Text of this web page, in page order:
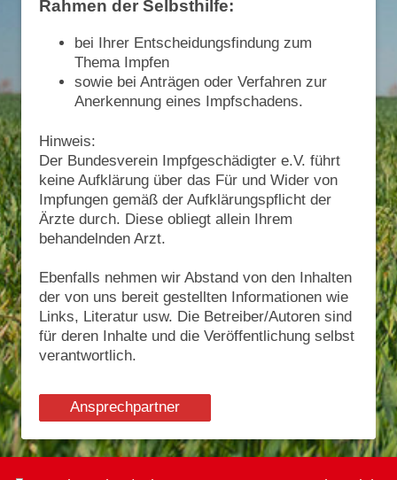
Rahmen der Selbsthilfe:
bei Ihrer Entscheidungsfindung zum
Thema Impfen
sowie bei Anträgen oder Verfahren zur
Anerkennung eines Impfschadens.
Hinweis:
Der Bundesverein Impfgeschädigter e.V. führt
keine Aufklärung über das Für und Wider von
Impfungen gemäß der Aufklärungspflicht der
Ärzte durch. Diese obliegt allein Ihrem
behandelnden Arzt.
Ebenfalls nehmen wir Abstand von den Inhalten
der von uns bereit gestellten Informationen wie
Links, Literatur usw. Die Betreiber/Autoren sind
für deren Inhalte und die Veröffentlichung selbst
verantwortlich.
Ansprechpartner